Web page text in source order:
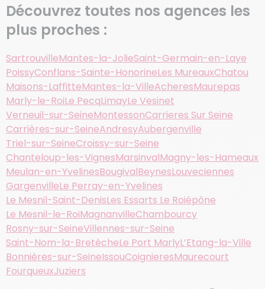
Découvrez toutes nos agences les
plus proches :
SartrouvilleMantes-la-JolieSaint-Germain-en-Laye
PoissyConflans-Sainte-HonorineLes MureauxChatou
Maisons-LaffitteMantes-la-VilleAcheresMaurepas
Marly-le-RoiLe PecqLimayLe Vesinet
Verneuil-sur-SeineMontessonCarrieres Sur Seine
Carrières-sur-SeineAndresyAubergenville
Triel-sur-SeineCroissy-sur-Seine
Chanteloup-les-VignesMarsinvalMagny-les-Hameaux
Meulan-en-YvelinesBougivalBeynesLouveciennes
GargenvilleLe Perray-en-Yvelines
Le Mesnil-Saint-DenisLes Essarts Le Roiépône
Le Mesnil-le-RoiMagnanvilleChambourcy
Rosny-sur-SeineVillennes-sur-Seine
Saint-Nom-la-BretècheLe Port MarlyL’Etang-la-Ville
Bonnières-sur-SeineIssouCoignieresMaurecourt
FourqueuxJuziers